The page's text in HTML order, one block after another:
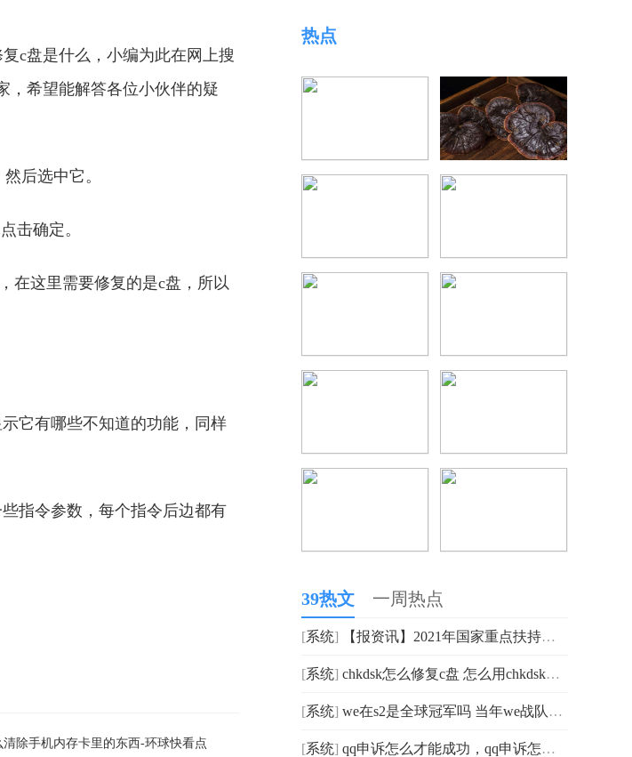
c盘是什么，小编为此在网上搜
，希望能解答各位小伙伴的疑
后选中它。
击确定。
在这里需要修复的是c盘，所以
它有哪些不知道的功能，同样
指令参数，每个指令后边都有
除手机内存卡里的东西-环球快看点
热点
39热文 一周热点
[系统] 【报资讯】2021年国家重点扶持的农业项目具体有哪些？农
[系统] chkdsk怎么修复c盘 怎么用chkdsk修复c盘
[系统] we在s2是全球冠军吗 当年we战队赢得s2世界总冠军了没有
[系统] qq申诉怎么才能成功，qq申诉怎么才能成功2021-全球报资讯